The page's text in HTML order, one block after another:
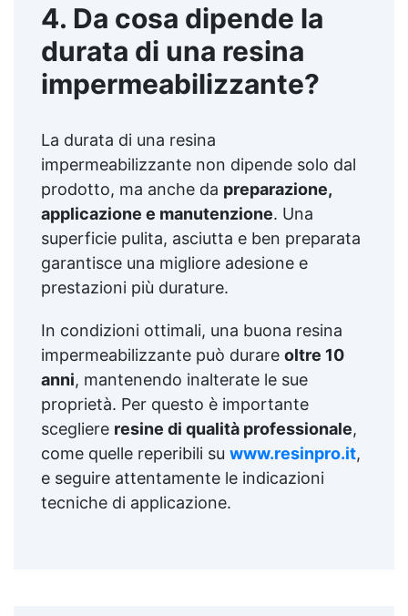
4. Da cosa dipende la
durata di una resina
impermeabilizzante?
La durata di una resina
impermeabilizzante non dipende solo dal
prodotto, ma anche da preparazione,
applicazione e manutenzione. Una
superficie pulita, asciutta e ben preparata
garantisce una migliore adesione e
prestazioni più durature.
In condizioni ottimali, una buona resina
impermeabilizzante può durare oltre 10
anni, mantenendo inalterate le sue
proprietà. Per questo è importante
scegliere resine di qualità professionale,
come quelle reperibili su www.resinpro.it,
e seguire attentamente le indicazioni
tecniche di applicazione.